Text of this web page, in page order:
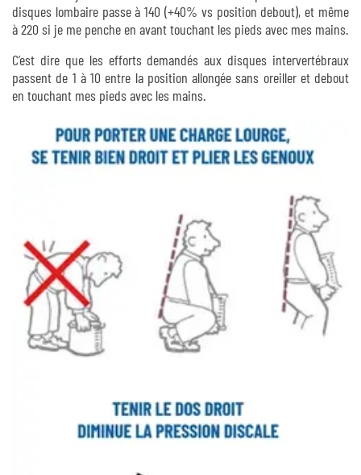
disques lombaire passe à 140 (+40% vs position debout), et même
à 220 si je me penche en avant touchant les pieds avec mes mains.
C’est dire que les efforts demandés aux disques intervertébraux
passent de 1 à 10 entre la position allongée sans oreiller et debout
en touchant mes pieds avec les mains.